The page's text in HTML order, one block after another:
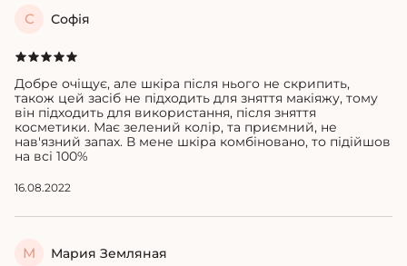
С Софія
Добре очіщує, але шкіра після нього не скрипить,
також цей засіб не підходить для зняття макіяжу, тому
він підходить для використання, після зняття
косметики. Має зелений колір, та приємний, не
нав'язний запах. В мене шкіра комбіновано, то підійшов
на всі 100%
16.08.2022
М Мария Земляная